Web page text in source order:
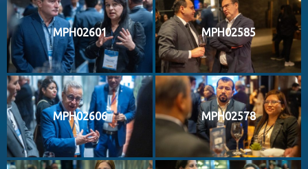
MPH02601 MPH02585
MPH02606 MPH02578